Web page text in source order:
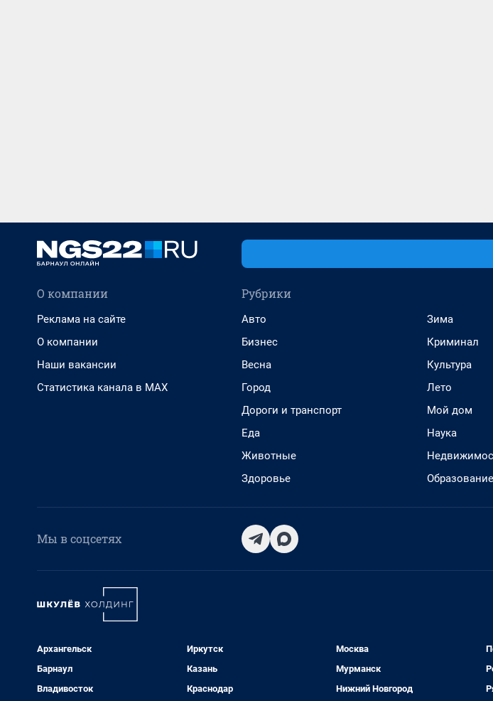
О компании
Реклама на сайте
О компании
Наши вакансии
Статистика канала в MAX
Рубрики
Авто
Бизнес
Весна
Город
Дороги и транспорт
Еда
Животные
Здоровье
Зима
Криминал
Культура
Лето
Мой дом
Наука
Образование
Мы в соцсетях
Архангельск
Барнаул
Владивосток
Иркутск
Казань
Краснодар
Москва
Мурманск
Нижний Новгород